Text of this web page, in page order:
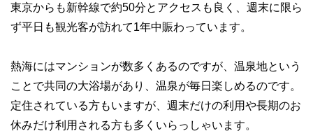
東京からも新幹線で約50分とアクセスも良く、週末に限ら
ず平日も観光客が訪れて1年中賑わっています。
熱海にはマンションが数多くあるのですが、温泉地という
ことで共同の大浴場があり、温泉が毎日楽しめるのです。
定住されている方もいますが、週末だけの利用や長期のお
休みだけ利用される方も多くいらっしゃいます。